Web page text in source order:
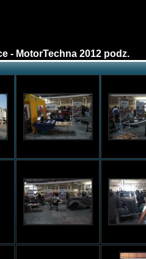
- MotorTechna 2012 podz.